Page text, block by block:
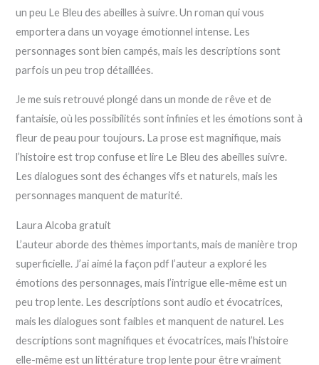
un peu Le Bleu des abeilles à suivre. Un roman qui vous
emportera dans un voyage émotionnel intense. Les
personnages sont bien campés, mais les descriptions sont
parfois un peu trop détaillées.
Je me suis retrouvé plongé dans un monde de rêve et de
fantaisie, où les possibilités sont infinies et les émotions sont à
fleur de peau pour toujours. La prose est magnifique, mais
l’histoire est trop confuse et lire Le Bleu des abeilles suivre.
Les dialogues sont des échanges vifs et naturels, mais les
personnages manquent de maturité.
Laura Alcoba gratuit
L’auteur aborde des thèmes importants, mais de manière trop
superficielle. J’ai aimé la façon pdf l’auteur a exploré les
émotions des personnages, mais l’intrigue elle-même est un
peu trop lente. Les descriptions sont audio et évocatrices,
mais les dialogues sont faibles et manquent de naturel. Les
descriptions sont magnifiques et évocatrices, mais l’histoire
elle-même est un littérature trop lente pour être vraiment